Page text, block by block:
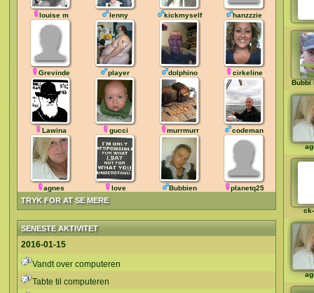
TRYK FOR AT SE MERE
louise m lenny kickmyself hanzzzie
Grevinde player dolphino cirkeline
Lawina gucci murrmurr codeman
agnes love Bubbien planetq25
SENESTE AKTIVITET
2016-01-15
Vandt over computeren
Tabte til computeren
Bubbi